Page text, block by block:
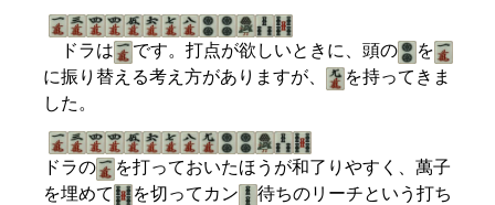
ドラは です。打点が欲しいときに、頭の
を
に振り替える考え方がありますが、
を持ってきま
した。
ドラの
を打っておいたほうが和了りやすく、萬子
を埋めて
を切ってカン
待ちのリーチという打ち